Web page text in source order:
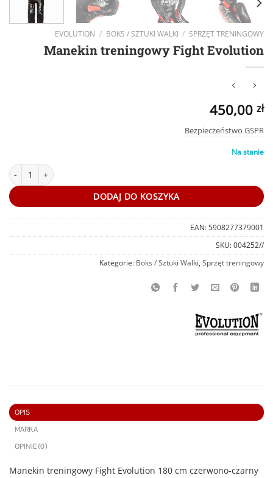
EVOLUTION / BOKS / SZTUKI WALKI / SPRZĘT TRENINGOWY
Manekin treningowy Fight Evolution
450,00 zł
Bezpieczeństwo GSPR
Na stanie
ilość Manekin treningowy Fight Evolution
DODAJ DO KOSZYKA
EAN: 5908277379001
SKU: 004252//
Kategorie: Boks / Sztuki Walki Sprzęt treningowy
OPIS
MARKA
OPINIE (0)
Manekin treningowy Fight Evolution 180 cm czerwono-czarny